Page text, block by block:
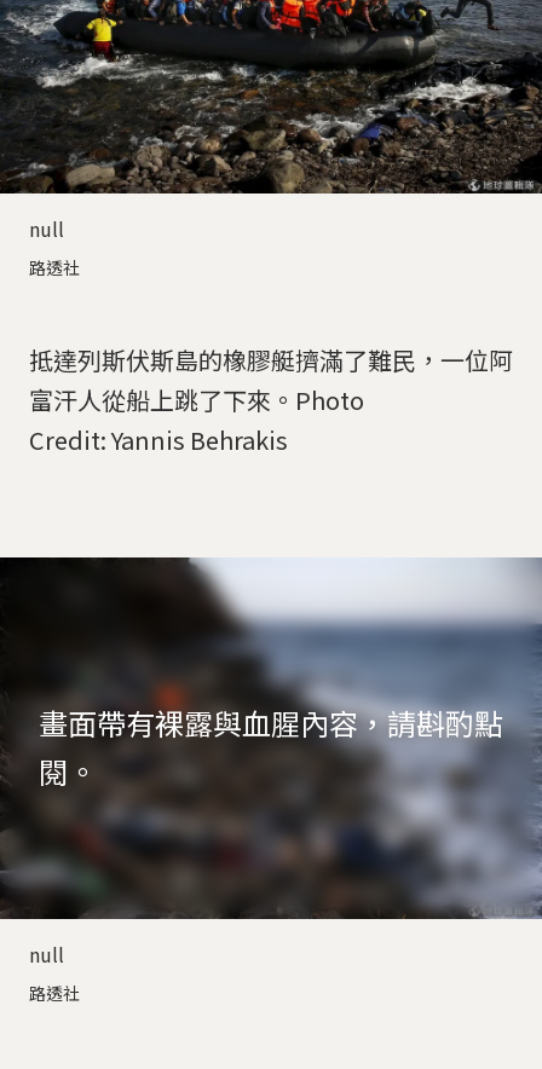
null
路透社
抵達列斯伏斯島的橡膠艇擠滿了難民，一位阿
富汗人從船上跳了下來。Photo
Credit: Yannis Behrakis
畫面帶有裸露與血腥內容，請斟酌點
閱。
null
路透社